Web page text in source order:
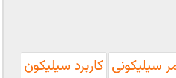
سیلیکونی کاربرد سیلیکون